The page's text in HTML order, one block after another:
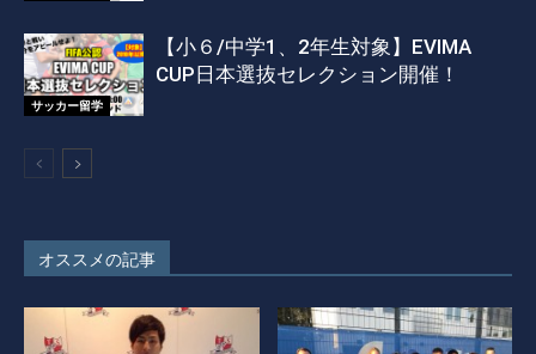
サッカー留学
【小６/中学1、2年生対象】EVIMA
CUP日本選抜セレクション開催！
オススメの記事